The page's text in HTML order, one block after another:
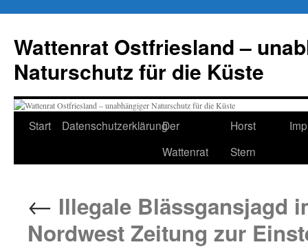
springen
Wattenrat Ostfriesland –
Naturschutz für die Küste
Start DatenschutzerklärungDer
Wattenrat
Horst
Stern
← Illegale Blässgansjagd
Nordwest Zeitung zur